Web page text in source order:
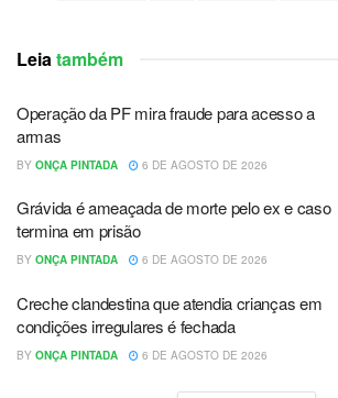
Leia também
Operação da PF mira fraude para acesso a
armas
BY ONÇA PINTADA 6 DE AGOSTO DE 2026
Grávida é ameaçada de morte pelo ex e caso
termina em prisão
BY ONÇA PINTADA 6 DE AGOSTO DE 2026
Creche clandestina que atendia crianças em
condições irregulares é fechada
BY ONÇA PINTADA 6 DE AGOSTO DE 2026